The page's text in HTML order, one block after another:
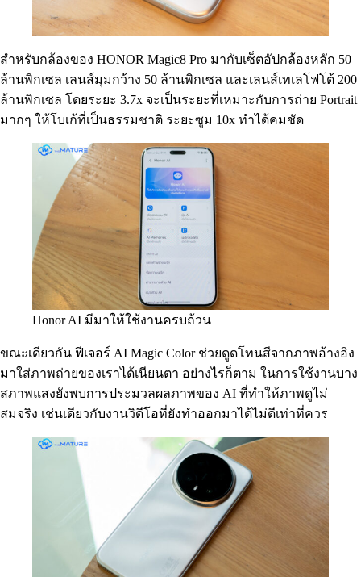
สำหรับกล้องของ HONOR Magic8 Pro มากับเซ็ตอัปกล้องหลัก 50
ล้านพิกเซล เลนส์มุมกว้าง 50 ล้านพิกเซล และเลนส์เทเลโฟโต้ 200
ล้านพิกเซล โดยระยะ 3.7x จะเป็นระยะที่เหมาะกับการถ่าย Portrait
มากๆ ให้โบเก้ที่เป็นธรรมชาติ ระยะซูม 10x ทำได้คมชัด
Honor AI มีมาให้ใช้งานครบถ้วน
ขณะเดียวกัน ฟีเจอร์ AI Magic Color ช่วยดูดโทนสีจากภาพอ้างอิง
มาใส่ภาพถ่ายของเราได้เนียนตา อย่างไรก็ตาม ในการใช้งานบาง
สภาพแสงยังพบการประมวลผลภาพของ AI ที่ทำให้ภาพดูไม่
สมจริง เช่นเดียวกับงานวิดีโอที่ยังทำออกมาได้ไม่ดีเท่าที่ควร